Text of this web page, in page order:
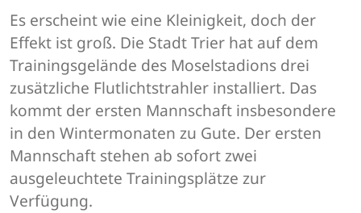
Es erscheint wie eine Kleinigkeit, doch der
Effekt ist groß. Die Stadt Trier hat auf dem
Trainingsgelände des Moselstadions drei
zusätzliche Flutlichtstrahler installiert. Das
kommt der ersten Mannschaft insbesondere
in den Wintermonaten zu Gute. Der ersten
Mannschaft stehen ab sofort zwei
ausgeleuchtete Trainingsplätze zur
Verfügung.